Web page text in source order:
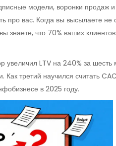
модели, воронки продаж
про вас. Когда вы высылаете
что 70% ваших
LTV на 240% за
третий научился считать
в 2025 году.